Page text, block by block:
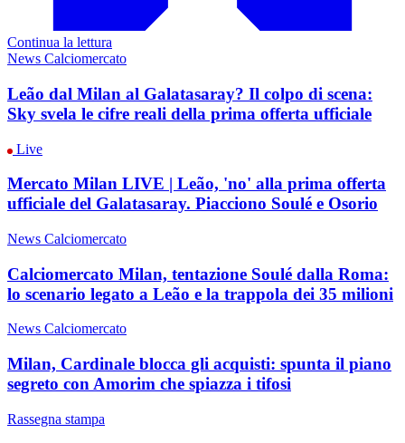
Continua la lettura
News Calciomercato
Leão dal Milan al Galatasaray? Il colpo di scena:
Sky svela le cifre reali della prima offerta ufficiale
Live
Mercato Milan LIVE | Leão, 'no' alla prima offerta
ufficiale del Galatasaray. Piacciono Soulé e Osorio
News Calciomercato
Calciomercato Milan, tentazione Soulé dalla Roma:
lo scenario legato a Leão e la trappola dei 35 milioni
News Calciomercato
Milan, Cardinale blocca gli acquisti: spunta il piano
segreto con Amorim che spiazza i tifosi
Rassegna stampa